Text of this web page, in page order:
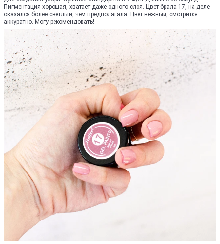
Пигментация хорошая, хватает даже одного слоя. Цвет брала 17, на деле
оказался более светлый, чем предполагала. Цвет нежный, смотрится
аккуратно. Могу рекомендовать!